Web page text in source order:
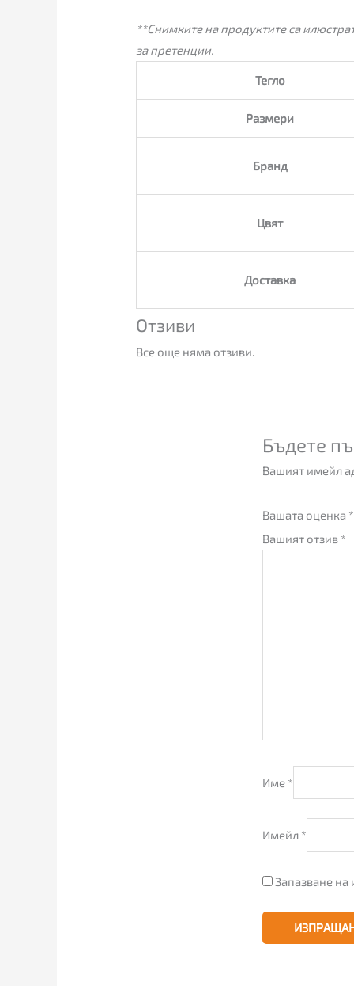
**Снимките на продуктите са
за претенции.
Тегло
Размери
Бранд
Цвят
Доставка
Отзиви
Все още няма отзиви.
Бъдете
Вашият имейл
Вашата оценка *
Вашият отзив *
Име *
Имейл *
Запазване на